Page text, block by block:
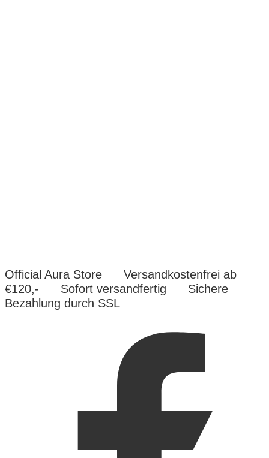
Official Aura Store Versandkostenfrei ab
€120,- Sofort versandfertig
Sichere
Bezahlung durch SSL